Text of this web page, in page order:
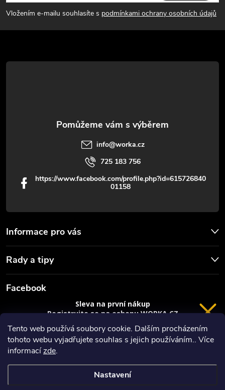
Tento web používá soubory cookie. Dalším procházením
tohoto webu vyjadřujete souhlas s jejich používáním.. Více
informacízde.
Nastavení
p
a
t
Vložením e-mailu souhlasíte s podmínkami ochrany osobních údajů
Informace pro vás
Rady a tipy
info@worka.cz
725 183 756
https://www.facebook.com/profile.php?id=615726840
01158
Facebook
Worka.cz - Vše pro práci a řemeslo
VRÁCENÍ 14 DNÍ
Sleva na první nákup
Registrujte se na eshopu WORKA.CZ
sleva 100 Kč* na nákup je Vaše.
Registrace
Privacy policy